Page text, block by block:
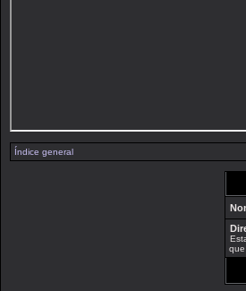
Índice general
que